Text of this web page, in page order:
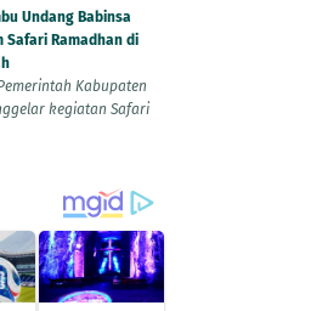
Undang Babinsa
Safari Ramadhan di
Kabupaten
kegiatan Safari